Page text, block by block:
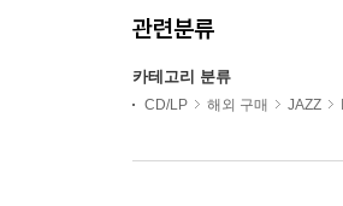
관련분류
카테고리 분류
CD/LP 해외 구매 JAZZ